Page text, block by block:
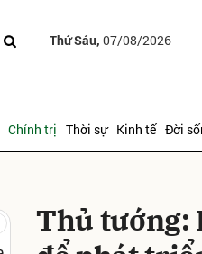
Thứ Sáu, 07/08/2026
Chính trị Thời sự Kinh tế Đời
Thủ tướng: